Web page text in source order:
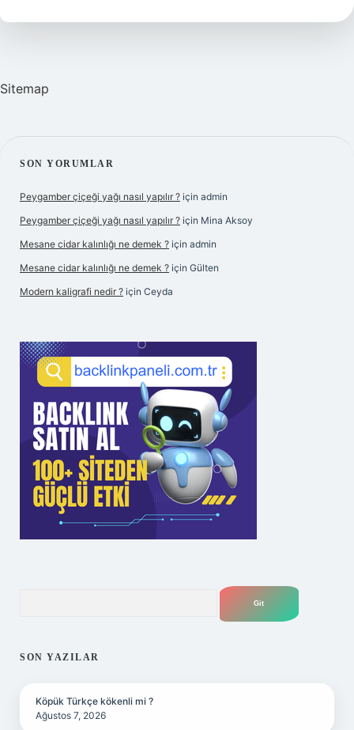
?
Sitemap
SIDEBAR
SON YORUMLAR
Peygamber çiçeği yağı nasıl yapılır ? için admin
Peygamber çiçeği yağı nasıl yapılır ? için Mina Aksoy
Mesane cidar kalınlığı ne demek ? için admin
Mesane cidar kalınlığı ne demek ? için Gülten
Modern kaligrafi nedir ? için Ceyda
SON YAZILAR
Köpük Türkçe kökenli mi ?
Ağustos 7, 2026